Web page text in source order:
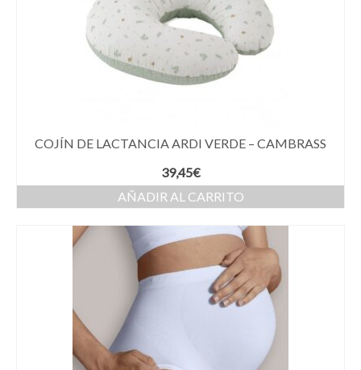
COJÍN DE LACTANCIA ARDI VERDE – CAMBRASS
39,45€
AÑADIR AL CARRITO